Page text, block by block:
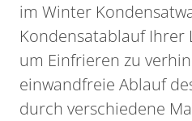
im Winter
Kondensatablauf
um Einfrieren zu
einwandfreie Ablauf
durch verschiedene